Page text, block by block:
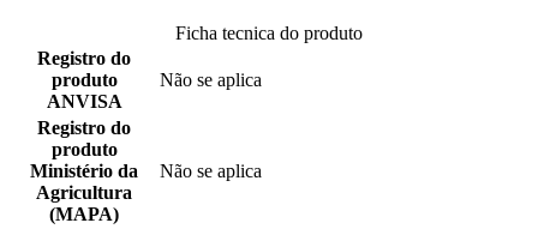
Ficha tecnica do produto
Registro do
produto
ANVISA
Não se aplica
Registro do
produto
Ministério da
Agricultura
(MAPA)
Não se aplica